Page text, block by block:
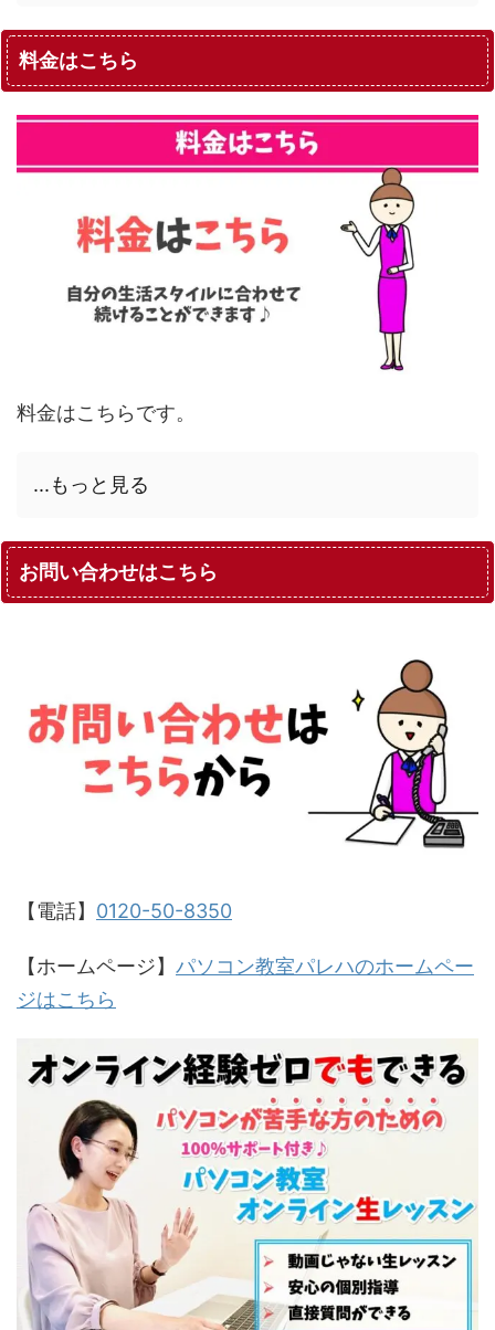
料金はこちら
料金はこちらです。
...もっと見る
お問い合わせはこちら
【電話】 0120-50-8350
【ホームページ】 パソコン教室パレハのホームペー
ジはこちら